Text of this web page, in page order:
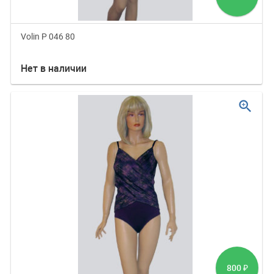
Volin P 046 80
Нет в наличии
800 ₽
zoom_in